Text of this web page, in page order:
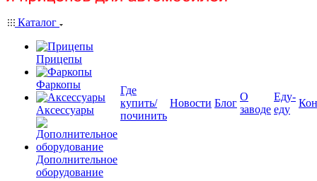
Каталог
Прицепы
Фаркопы
Аксессуары
Дополнительное
оборудование
Где
купить/
починить
Новости Блог
О
заводе
Еду-
еду